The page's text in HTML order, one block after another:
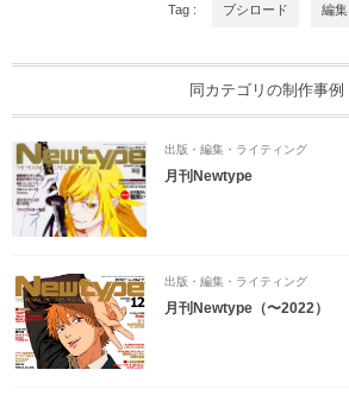
Tag : ブシロード 編集
同カテゴリの制作事例
出版・編集・ライティング
月刊Newtype
出版・編集・ライティング
月刊Newtype（〜2022）